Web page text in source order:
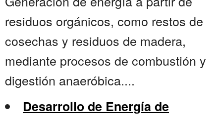
residuos orgánicos, como restos de
cosechas y residuos de madera,
mediante procesos de combustión y
digestión anaeróbica....
Desarrollo de Energía de